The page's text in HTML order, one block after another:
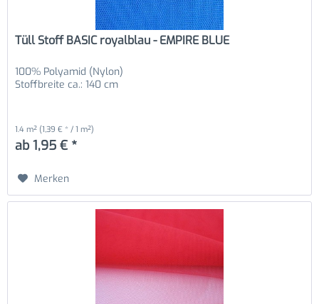
Tüll Stoff BASIC royalblau - EMPIRE BLUE
100% Polyamid (Nylon)
Stoffbreite ca.: 140 cm
1.4 m² (1,39 € * / 1 m²)
ab 1,95 € *
Merken